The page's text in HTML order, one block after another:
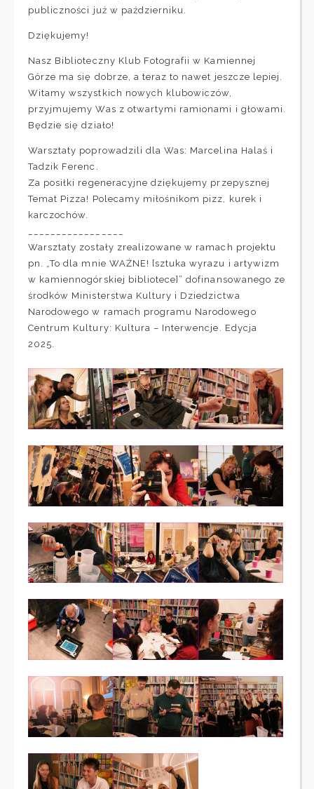
publiczności już w październiku.
Dziękujemy!
Nasz Biblioteczny Klub Fotografii w Kamiennej
Górze ma się dobrze, a teraz to nawet jeszcze lepiej.
Witamy wszystkich nowych klubowiczów,
przyjmujemy Was z otwartymi ramionami i głowami.
Będzie się działo!
Warsztaty poprowadzili dla Was: Marcelina Halaś i
Tadzik Ferenc.
Za posiłki regeneracyjne dziękujemy przepysznej
Temat Pizza! Polecamy miłośnikom pizz, kurek i
karczochów.
Warsztaty zostały zrealizowane w ramach projektu
pn. „To dla mnie WAŻNE! [sztuka wyrazu i artywizm
w kamiennogórskiej bibliotece]” dofinansowanego ze
środków Ministerstwa Kultury i Dziedzictwa
Narodowego w ramach programu Narodowego
Centrum Kultury: Kultura – Interwencje. Edycja
2025.